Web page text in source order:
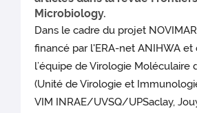
Microbiology.
Dans le cadre du projet
financé par l'ERA-net ANIHWA
l’équipe de Virologie Moléculaire
(Unité de Virologie et
VIM INRAE/UVSQ/UPSaclay,